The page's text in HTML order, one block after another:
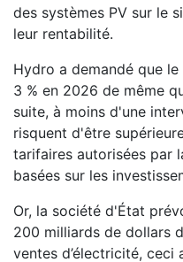
des systèmes PV sur le
leur rentabilité.
Hydro a demandé que
3 % en 2026 de même
suite, à moins d'une
risquent d'être
tarifaires autorisées par
basées sur les
Or, la société d'État
200 milliards de dollars
ventes d’électricité, ceci